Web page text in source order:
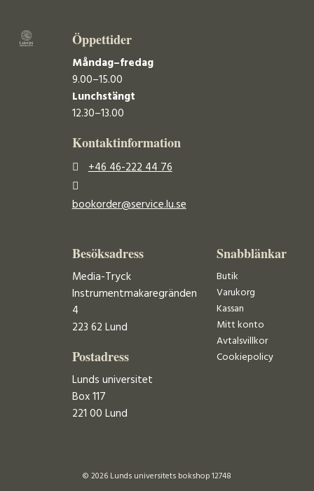
Öppettider
Måndag–fredag
9.00–15.00
Lunchstängt
12.30–13.00
Kontaktinformation
+46 46-222 44 76
bookorder@service.lu.se
Besöksadress
Media-Tryck
Instrumentmakaregränden
4
223 62 Lund
Postadress
Lunds universitet
Box 117
221 00 Lund
Snabblänkar
Butik
Varukorg
Kassan
Mitt konto
Avtalsvillkor
Cookiepolicy
© 2026 Lunds universitets bokshop 12748